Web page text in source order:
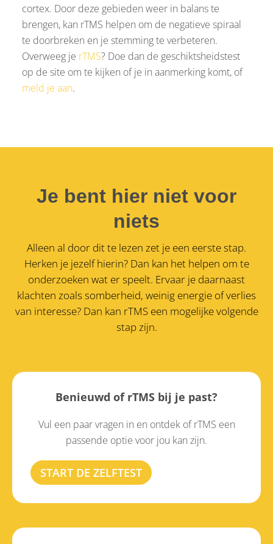
cortex. Door deze gebieden weer in balans te
brengen, kan rTMS helpen om de negatieve spiraal
te doorbreken en je stemming te verbeteren.
Overweeg je rTMS? Doe dan de geschiktsheidstest
op de site om te kijken of je in aanmerking komt, of
meld je aan.
Je bent hier niet voor
niets
Alleen al door dit te lezen zet je een eerste stap.
Herken je jezelf hierin? Dan kan het helpen om te
onderzoeken wat er speelt. Ervaar je daarnaast
klachten zoals somberheid, weinig energie of verlies
van interesse? Dan kan rTMS een mogelijke volgende
stap zijn.
Benieuwd of rTMS bij je past?
Vul een paar vragen in en ontdek of rTMS een
passende optie voor jou kan zijn.
START DE ZELFTEST